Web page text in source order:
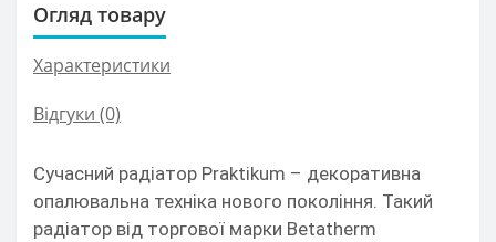
Огляд товару
Характеристики
Відгуки (0)
Сучасний радіатор Praktikum – декоративна
опалювальна техніка нового покоління. Такий
радіатор від торгової марки Betatherm